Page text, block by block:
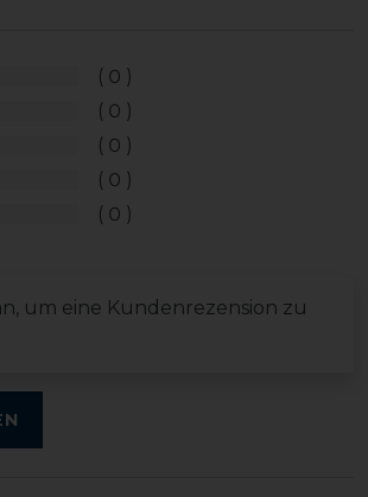
0
0
0
0
0
um eine Kundenrezension zu